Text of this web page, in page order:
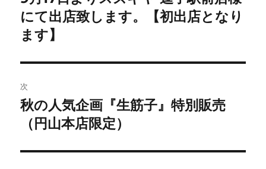
ナ
ビ
ゲ
ー
シ
の
投
にて出店致します。【初出店となり
ます】
次
次
の
稿:
秋の人気企画『生筋子』特別販売
（円山本店限定）